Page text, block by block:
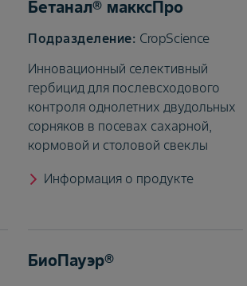
Бетанал® макксПро
CropScience
Инновационный селективный
гербицид для послевсходового
контроля однолетних двудольных
сорняков в посевах сахарной,
кормовой и столовой свеклы
Информация о продукте
БиоПауэр®